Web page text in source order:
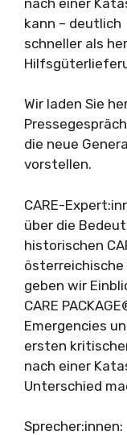
kann – deutlich
schneller als
Wir laden Sie
die neue
vorstellen.
CARE-
über die
historischen
österreichische
geben wir
CARE
Emergencies
ersten
nach einer
Unterschied
Sprecher:innen: